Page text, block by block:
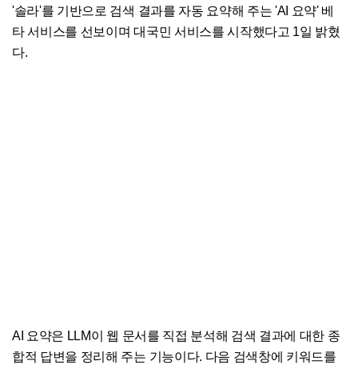
'솔라'를 기반으로 검색 결과를 자동 요약해 주는 'AI 요약' 베
타 서비스를 선보이며 대국민 서비스를 시작했다고 1일 밝혔
다.
AI 요약은 LLM이 웹 문서를 직접 분석해 검색 결과에 대한 종
합적 답변을 정리해 주는 기능이다. 다음 검색창에 키워드를